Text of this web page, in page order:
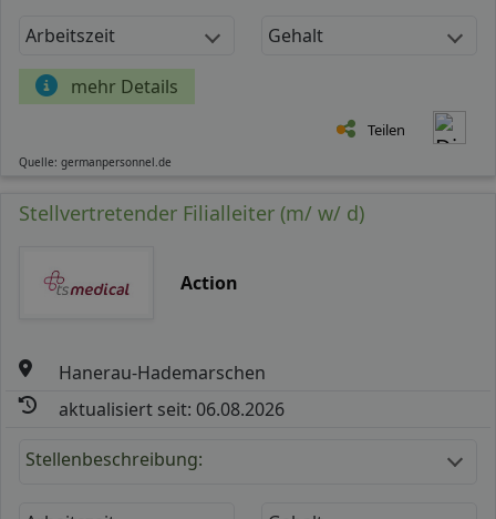
Arbeitszeit Gehalt
mehr Details
Teilen
Quelle: germanpersonnel.de
Stellvertretender Filialleiter (m/ w/ d)
Action
Hanerau-Hademarschen
aktualisiert seit: 06.08.2026
Stellenbeschreibung: